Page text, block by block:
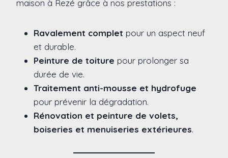
maison à Rezé grâce à nos prestations :
Ravalement complet pour un aspect neuf
et durable.
Peinture de toiture pour prolonger sa
durée de vie.
Traitement anti-mousse et hydrofuge
pour prévenir la dégradation.
Rénovation et peinture de volets,
boiseries et menuiseries extérieures.